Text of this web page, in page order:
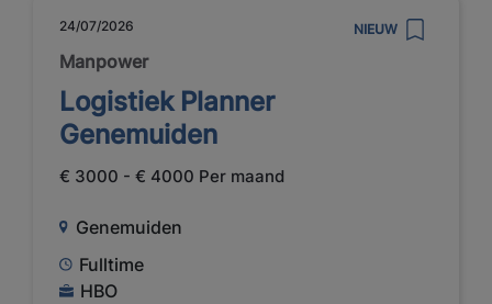
24/07/2026 NIEUW
Manpower
Logistiek Planner
Genemuiden
€ 3000 - € 4000 Per maand
Genemuiden
Fulltime
HBO